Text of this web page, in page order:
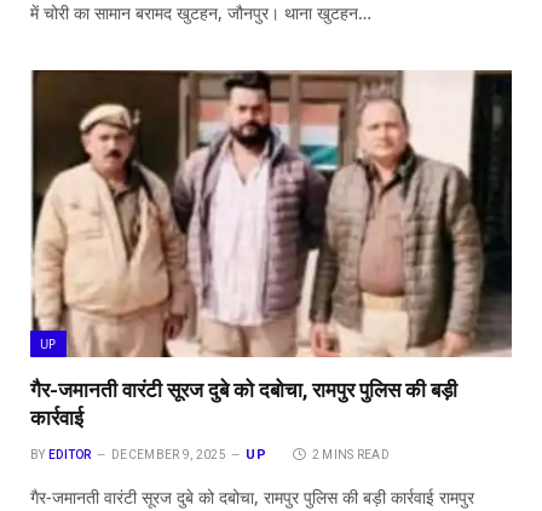
में चोरी का सामान बरामद खुटहन, जौनपुर। थाना खुटहन…
UP
गैर-जमानती वारंटी सूरज दुबे को दबोचा, रामपुर पुलिस की बड़ी
कार्रवाई
BY EDITOR DECEMBER 9, 2025 UP 2 MINS READ
गैर-जमानती वारंटी सूरज दुबे को दबोचा, रामपुर पुलिस की बड़ी कार्रवाई रामपुर